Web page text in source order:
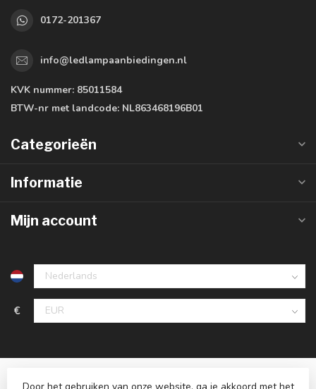
0172-201367
info@ledlampaanbiedingen.nl
KVK nummer: 85011584
BTW-nr met landcode: NL863468196B01
Categorieën
Informatie
Mijn account
€